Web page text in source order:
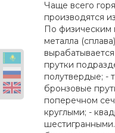
Чаще всего
производятся
По физическим
металла
прутки
полутвердые; -
бронзовые
поперечном
круглыми; -